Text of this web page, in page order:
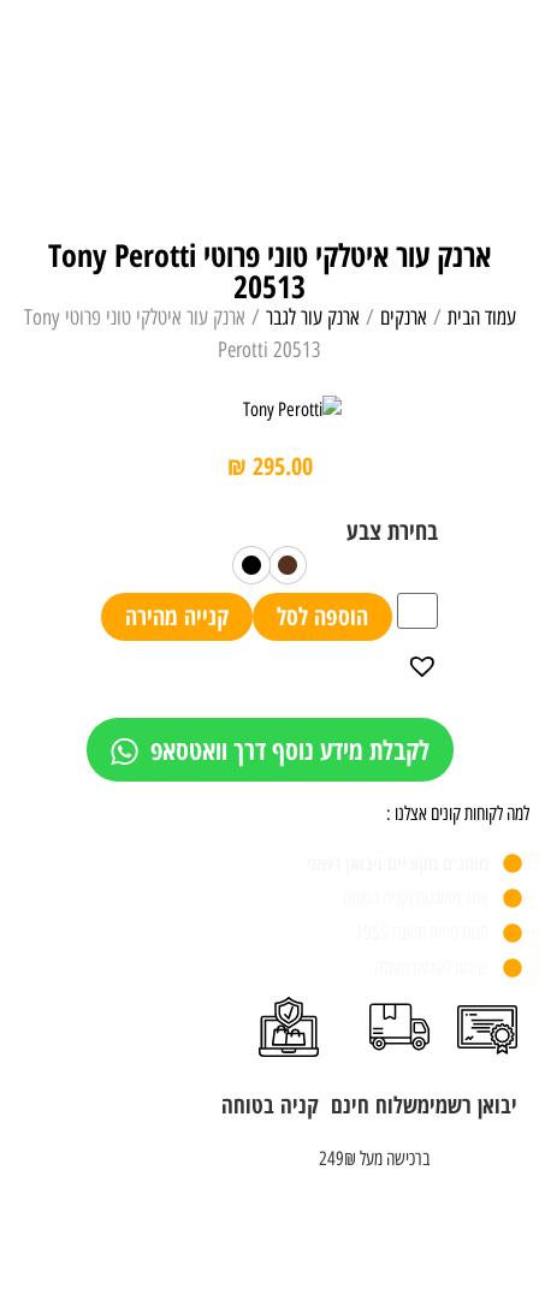
ארנק עור איטלקי טוני פרוטי Tony Perotti
20513
עמוד הבית / ארנקים / ארנק עור לגבר
/ ארנק עור איטלקי טוני פרוטי Tony
Perotti 20513
₪ 295.00
הוספה לסל קנייה מהירה
לקבלת מידע נוסף דרך וואטסאפ
למה לקוחות קונים אצלנו :
יבואן רשמימשלוח חינם
ברכישה מעל 249₪
קניה בטוחה